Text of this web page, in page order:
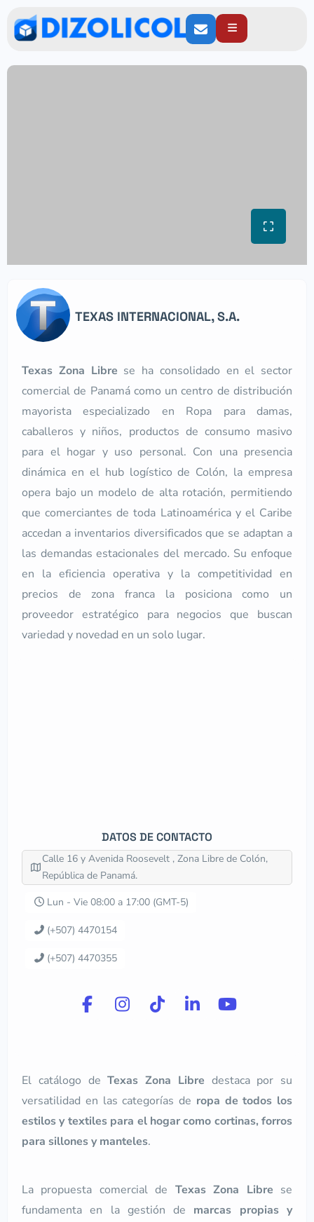
TEXAS INTERNACIONAL, S.A.
Texas Zona Libre se ha consolidado en el sector
comercial de Panamá como un centro de distribución
mayorista especializado en Ropa para damas,
caballeros y niños, productos de consumo masivo
para el hogar y uso personal. Con una presencia
dinámica en el hub logístico de Colón, la empresa
opera bajo un modelo de alta rotación, permitiendo
que comerciantes de toda Latinoamérica y el Caribe
accedan a inventarios diversificados que se adaptan a
las demandas estacionales del mercado. Su enfoque
en la eficiencia operativa y la competitividad en
precios de zona franca la posiciona como un
proveedor estratégico para negocios que buscan
variedad y novedad en un solo lugar.
DATOS DE CONTACTO
Calle 16 y Avenida Roosevelt , Zona Libre de Colón,
República de Panamá.
Lun - Vie 08:00 a 17:00 (GMT-5)
(+507) 4470154
(+507) 4470355
El catálogo deTexas Zona Libre destaca por su
versatilidad en las categorías de ropa de todos los
estilos y textiles para el hogar como cortinas, forros
para sillones y manteles.
La propuesta comercial de Texas Zona Libre se
fundamenta en la gestión de marcas propias y